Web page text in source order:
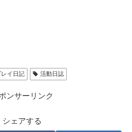
レイ日記 活動日誌
ンサーリンク
シェアする